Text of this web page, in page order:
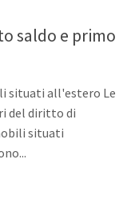
saldo e primo
situati all'estero Le
del diritto di
situati